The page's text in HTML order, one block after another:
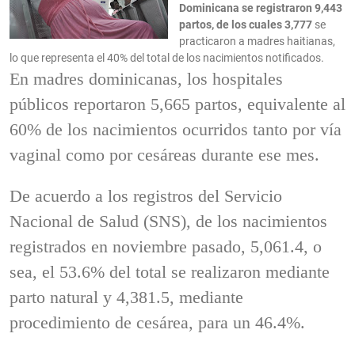
Dominicana se registraron 9,443
partos, de los cuales 3,777 se
practicaron a madres haitianas,
lo que representa el 40% del total de los nacimientos notificados.
En madres dominicanas, los hospitales
públicos reportaron 5,665 partos, equivalente al
60% de los nacimientos ocurridos tanto por vía
vaginal como por cesáreas durante ese mes.
De acuerdo a los registros del Servicio
Nacional de Salud (SNS), de los nacimientos
registrados en noviembre pasado, 5,061.4, o
sea, el 53.6% del total se realizaron mediante
parto natural y 4,381.5, mediante
procedimiento de cesárea, para un 46.4%.